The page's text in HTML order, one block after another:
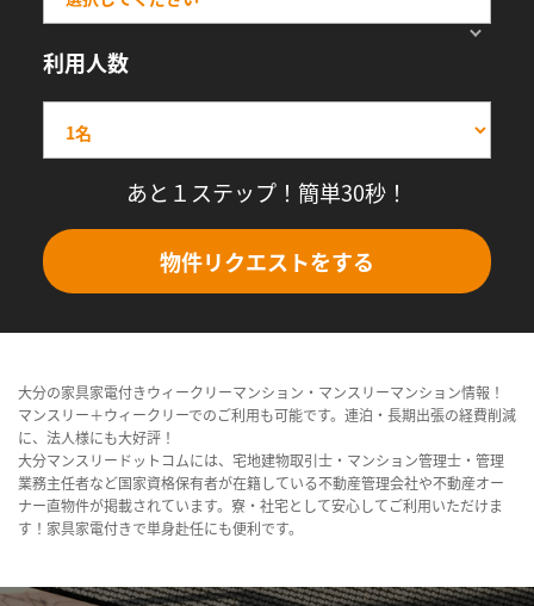
利用人数
あと１ステップ！簡単30秒！
物件リクエストをする
大分の家具家電付きウィークリーマンション・マンスリーマンション情報！
マンスリー＋ウィークリーでのご利用も可能です。連泊・長期出張の経費削減
に、法人様にも大好評！
大分マンスリードットコムには、宅地建物取引士・マンション管理士・管理
業務主任者など国家資格保有者が在籍している不動産管理会社や不動産オー
ナー直物件が掲載されています。寮・社宅として安心してご利用いただけま
す！家具家電付きで単身赴任にも便利です。